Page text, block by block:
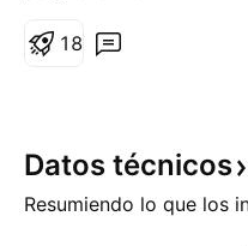
última subida de tipos
con la publicación del
el miércoles en donde se
1 8
Datos técnicos
Resumiendo lo que los